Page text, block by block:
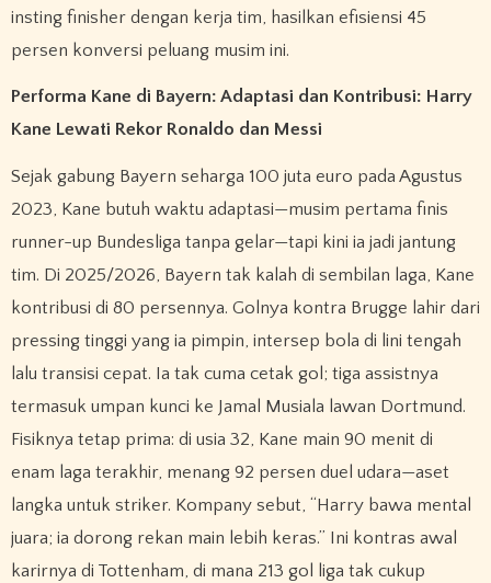
insting finisher dengan kerja tim, hasilkan efisiensi 45
persen konversi peluang musim ini.
Performa Kane di Bayern: Adaptasi dan Kontribusi: Harry
Kane Lewati Rekor Ronaldo dan Messi
Sejak gabung Bayern seharga 100 juta euro pada Agustus
2023, Kane butuh waktu adaptasi—musim pertama finis
runner-up Bundesliga tanpa gelar—tapi kini ia jadi jantung
tim. Di 2025/2026, Bayern tak kalah di sembilan laga, Kane
kontribusi di 80 persennya. Golnya kontra Brugge lahir dari
pressing tinggi yang ia pimpin, intersep bola di lini tengah
lalu transisi cepat. Ia tak cuma cetak gol; tiga assistnya
termasuk umpan kunci ke Jamal Musiala lawan Dortmund.
Fisiknya tetap prima: di usia 32, Kane main 90 menit di
enam laga terakhir, menang 92 persen duel udara—aset
langka untuk striker. Kompany sebut, “Harry bawa mental
juara; ia dorong rekan main lebih keras.” Ini kontras awal
karirnya di Tottenham, di mana 213 gol liga tak cukup